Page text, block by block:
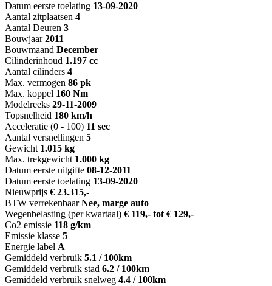
Datum eerste toelating 13-09-2020
Aantal zitplaatsen 4
Aantal Deuren 3
Bouwjaar 2011
Bouwmaand December
Cilinderinhoud 1.197 cc
Aantal cilinders 4
Max. vermogen 86 pk
Max. koppel 160 Nm
Modelreeks 29-11-2009
Topsnelheid 180 km/h
Acceleratie (0 - 100) 11 sec
Aantal versnellingen 5
Gewicht 1.015 kg
Max. trekgewicht 1.000 kg
Datum eerste uitgifte 08-12-2011
Datum eerste toelating 13-09-2020
Nieuwprijs € 23.315,-
BTW verrekenbaar Nee, marge auto
Wegenbelasting (per kwartaal) € 119,- tot € 129,-
Co2 emissie 118 g/km
Emissie klasse 5
Energie label A
Gemiddeld verbruik 5.1 / 100km
Gemiddeld verbruik stad 6.2 / 100km
Gemiddeld verbruik snelweg 4.4 / 100km